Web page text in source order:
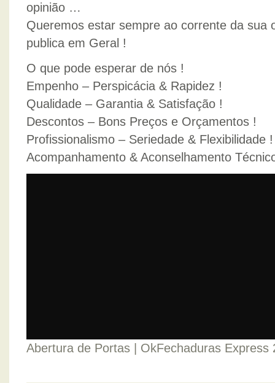
opinião …
Queremos estar sempre ao corrente da sua
publica em Geral !
O que pode esperar de nós !
Empenho – Perspicácia & Rapidez !
Qualidade – Garantia & Satisfação !
Descontos – Bons Preços e Orçamentos !
Profissionalismo – Seriedade & Flexibilidade !
Acompanhamento & Aconselhamento
Abertura de Portas | OkFechaduras Express